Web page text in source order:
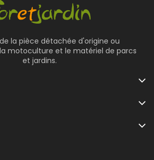
la pièce détachée d'origine ou
motoculture et le matériel de parcs
et jardins.